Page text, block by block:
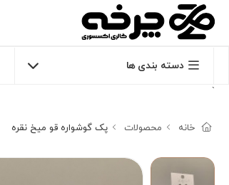
دسته بندی ها
`
خانه محصولات پک گوشواره قو میخ نقره